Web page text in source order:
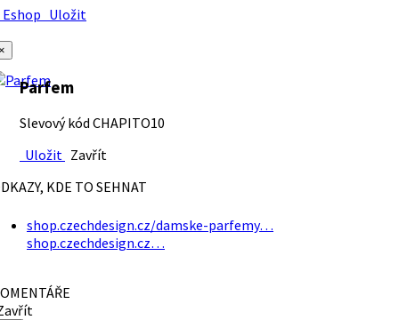
Uložit
Parfem
Slevový kód CHAPITO10
Uložit Zavřít
KDE TO SEHNAT
shop.czechdesign.cz/damske-parfemy…
shop.czechdesign.cz…